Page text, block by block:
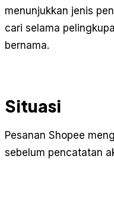
menunjukkan jenis
cari selama
bernama.
Situasi
Pesanan Shopee
sebelum pencatatan